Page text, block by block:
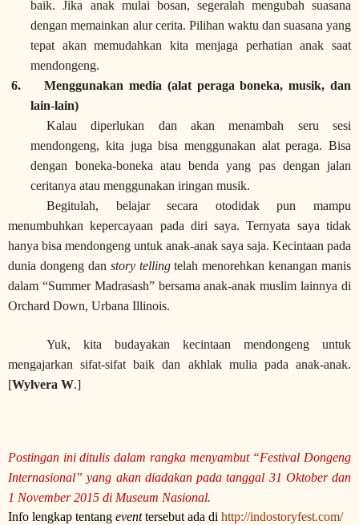
baik. Jika anak mulai bosan, segeralah mengubah suasana
dengan memainkan alur cerita. Pilihan waktu dan suasana yang
tepat akan memudahkan kita menjaga perhatian anak saat
mendongeng.
6.
Menggunakan media (alat peraga boneka, musik, dan
lain-lain)
Kalau diperlukan dan akan menambah seru sesi
mendongeng, kita juga bisa menggunakan alat peraga. Bisa
dengan boneka-boneka atau benda yang pas dengan jalan
ceritanya atau menggunakan iringan musik.
Begitulah, belajar secara otodidak pun mampu
menumbuhkan kepercayaan pada diri saya. Ternyata saya tidak
hanya bisa mendongeng untuk anak-anak saya saja. Kecintaan pada
dunia dongeng dan story tellingtelah menorehkan kenangan manis
dalam “Summer Madrasash” bersama anak-anak muslim lainnya di
Orchard Down, Urbana Illinois.
Yuk, kita budayakan kecintaan mendongeng untuk
mengajarkan sifat-sifat baik dan akhlak mulia pada anak-anak.
[Wylvera W.]
Postingan ini ditulis dalam rangka menyambut “Festival Dongeng
Internasional” yang akan diadakan pada tanggal 31 Oktober dan
1 November 2015 di Museum Nasional.
Info lengkap tentang eventtersebut ada di http://indostoryfest.com/